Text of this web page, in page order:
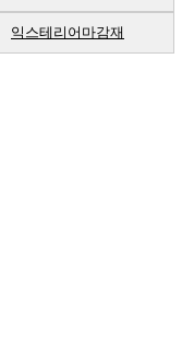
익스테리어마감재